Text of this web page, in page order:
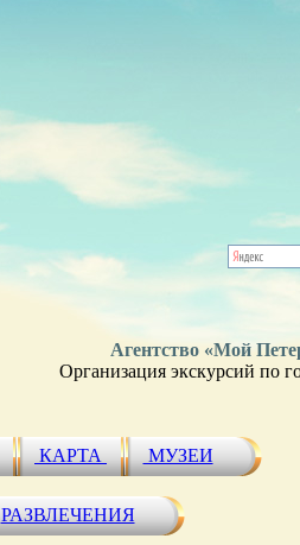
Агентство «Мой
Организация экскурсий по
КАРТА МУЗЕИ
РАЗВЛЕЧЕНИЯ